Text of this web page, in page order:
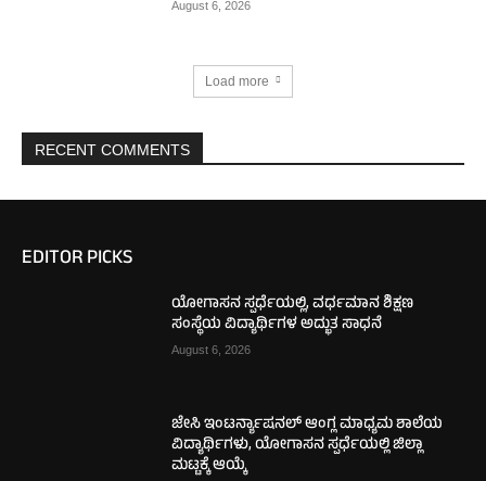
August 6, 2026
Load more
RECENT COMMENTS
EDITOR PICKS
ಯೋಗಾಸನ ಸ್ಪರ್ಧೆಯಲ್ಲಿ, ವರ್ಧಮಾನ ಶಿಕ್ಷಣ
ಸಂಸ್ಥೆಯ ವಿದ್ಯಾರ್ಥಿಗಳ ಅದ್ಭುತ ಸಾಧನೆ
August 6, 2026
ಜೇಸಿ ಇಂಟರ್ನ್ಯಾಷನಲ್ ಆಂಗ್ಲ ಮಾಧ್ಯಮ ಶಾಲೆಯ
ವಿದ್ಯಾರ್ಥಿಗಳು, ಯೋಗಾಸನ ಸ್ಪರ್ಧೆಯಲ್ಲಿ ಜಿಲ್ಲಾ
ಮಟ್ಟಕ್ಕೆ ಆಯ್ಕೆ